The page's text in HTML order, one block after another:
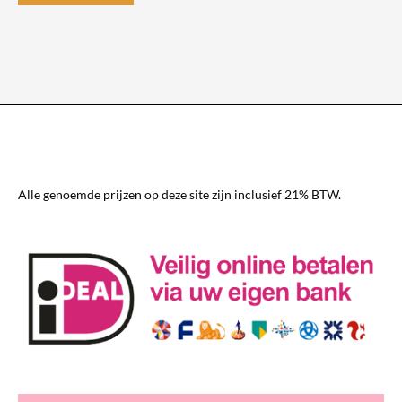
product
Alle genoemde prijzen op deze site zijn inclusief 21% BTW.